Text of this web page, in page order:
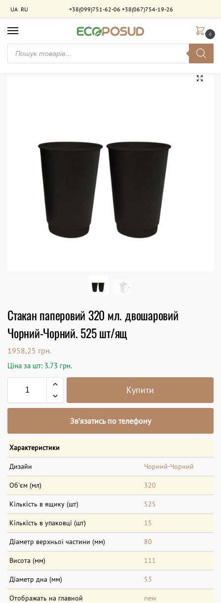
UA RU +38(099)751-62-06 +38(067)754-19-26
0
Головна / Стакани паперові Стакан паперовий 320 мл. двошаровий Чорний-Чорний. 525 шт/ящ
Стакан паперовий 320 мл. двошаровий
Чорний-Чорний. 525 шт/ящ
1958,25 грн.
Ціна за шт: 3.73 грн.
Купити
Зв’язатись по телефону
Характеристики
Дизайн Чорний-Чорний
Об'єм (мл) 320
Кількість в ящику (шт) 525
Кількість в упаковці (шт) 15
Діаметр верхньої частини (мм) 80
Висота (мм) 111
Діаметр дна (мм) 53
Отображать на главной new